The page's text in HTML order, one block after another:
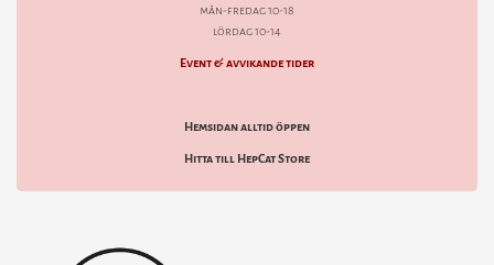
mån-fredag 10-18
lördag 10-14
Event & avvikande tider
Hemsidan alltid öppen
Hitta till HepCat Store